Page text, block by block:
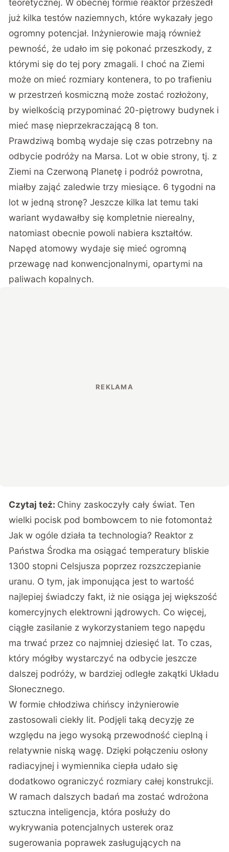
teoretycznej. W obecnej formie reaktor przeszedł
już kilka testów naziemnych, które wykazały jego
ogromny potencjał. Inżynierowie mają również
pewność, że udało im się pokonać przeszkody, z
którymi się do tej pory zmagali. I choć na Ziemi
może on mieć rozmiary kontenera, to po trafieniu
w przestrzeń kosmiczną może zostać rozłożony,
by wielkością przypominać 20-piętrowy budynek i
mieć masę nieprzekraczającą 8 ton.
Prawdziwą bombą wydaje się czas potrzebny na
odbycie podróży na Marsa. Lot w obie strony, tj. z
Ziemi na Czerwoną Planetę i podróż powrotna,
miałby zająć zaledwie trzy miesiące. 6 tygodni na
lot w jedną stronę? Jeszcze kilka lat temu taki
wariant wydawałby się kompletnie nierealny,
natomiast obecnie powoli nabiera kształtów.
Napęd atomowy wydaje się mieć ogromną
przewagę nad konwencjonalnymi, opartymi na
paliwach kopalnych.
Czytaj też: Chiny zaskoczyły cały świat. Ten
wielki pocisk pod bombowcem to nie fotomontaż
Jak w ogóle działa ta technologia? Reaktor z
Państwa Środka ma osiągać temperatury bliskie
1300 stopni Celsjusza poprzez rozszczepianie
uranu. O tym, jak imponująca jest to wartość
najlepiej świadczy fakt, iż nie osiąga jej większość
komercyjnych elektrowni jądrowych. Co więcej,
ciągłe zasilanie z wykorzystaniem tego napędu
ma trwać przez co najmniej dziesięć lat. To czas,
który mógłby wystarczyć na odbycie jeszcze
dalszej podróży, w bardziej odległe zakątki Układu
Słonecznego.
W formie chłodziwa chińscy inżynierowie
zastosowali ciekły lit. Podjęli taką decyzję ze
względu na jego wysoką przewodność cieplną i
relatywnie niską wagę. Dzięki połączeniu osłony
radiacyjnej i wymiennika ciepła udało się
dodatkowo ograniczyć rozmiary całej konstrukcji.
W ramach dalszych badań ma zostać wdrożona
sztuczna inteligencja, która posłuży do
wykrywania potencjalnych usterek oraz
sugerowania poprawek zasługujących na